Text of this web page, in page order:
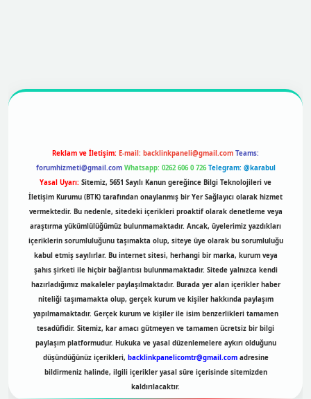
Reklam ve İletişim: E-mail: backlinkpaneli@gmail.com Teams:
forumhizmeti@gmail.com Whatsapp: 0262 606 0 726 Telegram: @karabul
Yasal Uyarı: Sitemiz, 5651 Sayılı Kanun gereğince Bilgi Teknolojileri ve
İletişim Kurumu (BTK) tarafından onaylanmış bir Yer Sağlayıcı olarak hizmet
vermektedir. Bu nedenle, sitedeki içerikleri proaktif olarak denetleme veya
araştırma yükümlülüğümüz bulunmamaktadır. Ancak, üyelerimiz yazdıkları
içeriklerin sorumluluğunu taşımakta olup, siteye üye olarak bu sorumluluğu
kabul etmiş sayılırlar. Bu internet sitesi, herhangi bir marka, kurum veya
şahıs şirketi ile hiçbir bağlantısı bulunmamaktadır. Sitede yalnızca kendi
hazırladığımız makaleler paylaşılmaktadır. Burada yer alan içerikler haber
niteliği taşımamakta olup, gerçek kurum ve kişiler hakkında paylaşım
yapılmamaktadır. Gerçek kurum ve kişiler ile isim benzerlikleri tamamen
tesadüfidir. Sitemiz, kar amacı gütmeyen ve tamamen ücretsiz bir bilgi
paylaşım platformudur. Hukuka ve yasal düzenlemelere aykırı olduğunu
düşündüğünüz içerikleri, backlinkpanelicomtr@gmail.comadresine
bildirmeniz halinde, ilgili içerikler yasal süre içerisinde sitemizden
kaldırılacaktır.